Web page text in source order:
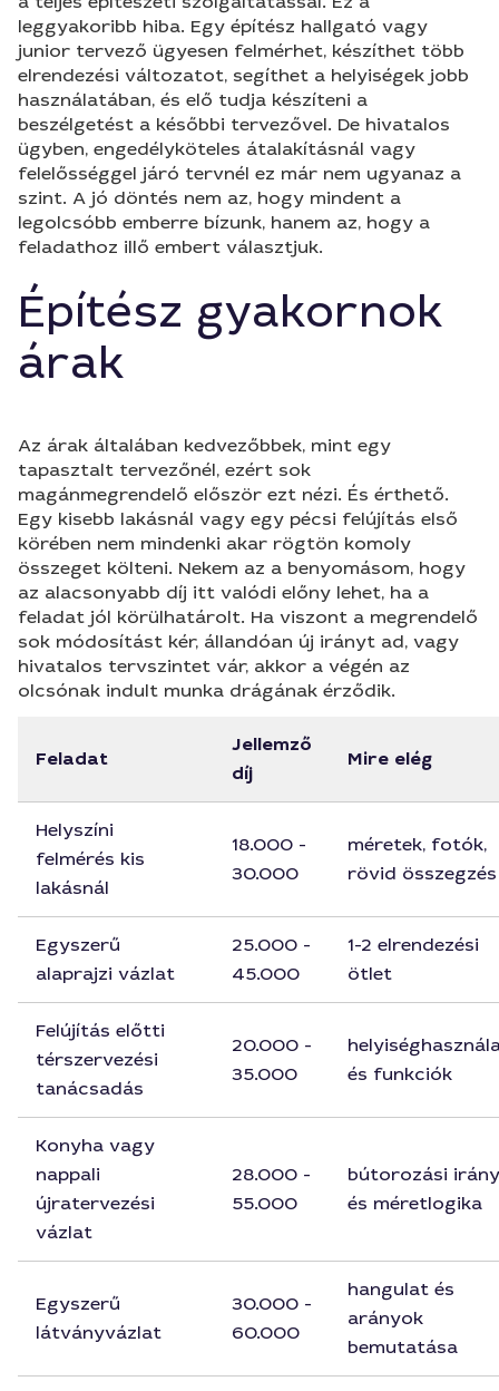
leggyakoribb hiba. Egy építész hallgató vagy
junior tervező ügyesen felmérhet, készíthet több
elrendezési változatot, segíthet a helyiségek jobb
használatában, és elő tudja készíteni a
beszélgetést a későbbi tervezővel. De hivatalos
ügyben, engedélyköteles átalakításnál vagy
felelősséggel járó tervnél ez már nem ugyanaz a
szint. A jó döntés nem az, hogy mindent a
legolcsóbb emberre bízunk, hanem az, hogy a
feladathoz illő embert választjuk.
Építész gyakornok
árak
Az árak általában kedvezőbbek, mint egy
tapasztalt tervezőnél, ezért sok
magánmegrendelő először ezt nézi. És érthető.
Egy kisebb lakásnál vagy egy pécsi felújítás első
körében nem mindenki akar rögtön komoly
összeget költeni. Nekem az a benyomásom, hogy
az alacsonyabb díj itt valódi előny lehet, ha a
feladat jól körülhatárolt. Ha viszont a megrendelő
sok módosítást kér, állandóan új irányt ad, vagy
hivatalos tervszintet vár, akkor a végén az
olcsónak indult munka drágának érződik.
Feladat
Jellemző
díj
Mire elég
Helyszíni
felmérés kis
lakásnál
18.000 -
30.000
méretek, fotók,
rövid összegzés
Egyszerű
alaprajzi vázlat
25.000 -
45.000
1-2 elrendezési
ötlet
Felújítás előtti
térszervezési
tanácsadás
20.000 -
35.000
és funkciók
Konyha vagy
nappali
újratervezési
vázlat
28.000 -
55.000
bútorozási irány
és méretlogika
Egyszerű
látványvázlat
30.000 -
60.000
hangulat és
arányok
bemutatása